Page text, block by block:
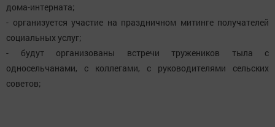
дома-интерната;
- организуется участие на праздничном митинге получателей
социальных услуг;
- будут организованы встречи тружеников тыла с
односельчанами, с коллегами, с руководителями сельских
советов;